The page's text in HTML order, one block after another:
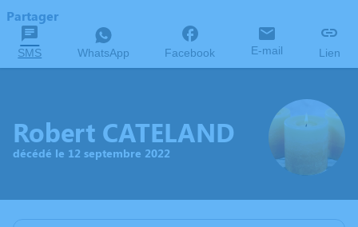
Partager
SMS WhatsApp Facebook E-mail Lien
Robert CATELAND
décédé le 12 septembre 2022